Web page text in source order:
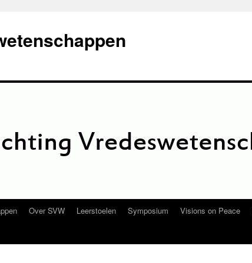
Over SVW Leerstoelen Symposium Visions on Peace